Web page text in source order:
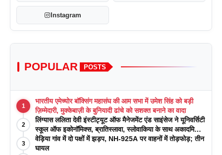
Instagram
POPULAR POSTS
1
भारतीय एमेच्योर बॉक्सिंग महासंघ की आम सभा में उमेश सिंह को बड़ी
ज़िम्मेदारी, मुक्केबाज़ी के बुनियादी ढांचे को सशक्त बनाने का वादा
2
लिंग्यास ललिता देवी इंस्टीट्यूट ऑफ मैनेजमेंट एंड साइंसेज ने यूनिवर्सिटी
स्कूल ऑफ इकोनॉमिक्स, ब्रातिस्लावा, स्लोवाकिया के साथ अकादमिक
पत्रिकाओं में प्रकाशन रणनीतियों पर एक दिवसीय कार्यशाला का
आयोजन किया
3
वेड़िया गांव में दो पक्षों में झड़प, NH-925A पर वाहनों में तोड़फोड़; तीन
घायल